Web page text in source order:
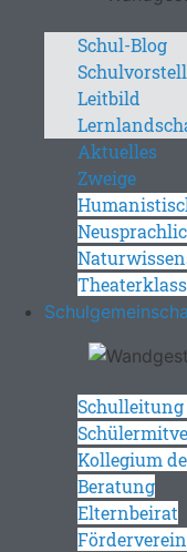
Schul-Blog
Leitbild
Aktuelles
Zweige
Kollegium
Beratung
Elternbeirat